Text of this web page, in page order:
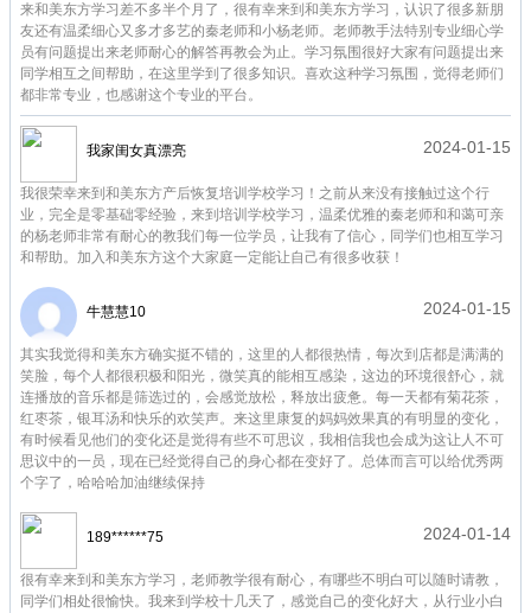
来和美东方学习差不多半个月了，很有幸来到和美东方学习，认识了很多新朋
友还有温柔细心又多才多艺的秦老师和小杨老师。老师教手法特别专业细心学
员有问题提出来老师耐心的解答再教会为止。学习氛围很好大家有问题提出来
同学相互之间帮助，在这里学到了很多知识。喜欢这种学习氛围，觉得老师们
都非常专业，也感谢这个专业的平台。
我家闺女真漂亮 2024-01-15
我很荣幸来到和美东方产后恢复培训学校学习！之前从来没有接触过这个行
业，完全是零基础零经验，来到培训学校学习，温柔优雅的秦老师和和蔼可亲
的杨老师非常有耐心的教我们每一位学员，让我有了信心，同学们也相互学习
和帮助。加入和美东方这个大家庭一定能让自己有很多收获！
牛慧慧10 2024-01-15
其实我觉得和美东方确实挺不错的，这里的人都很热情，每次到店都是满满的
笑脸，每个人都很积极和阳光，微笑真的能相互感染，这边的环境很舒心，就
连播放的音乐都是筛选过的，会感觉放松，释放出疲惫。每一天都有菊花茶，
红枣茶，银耳汤和快乐的欢笑声。来这里康复的妈妈效果真的有明显的变化，
有时候看见他们的变化还是觉得有些不可思议，我相信我也会成为这让人不可
思议中的一员，现在已经觉得自己的身心都在变好了。总体而言可以给优秀两
个字了，哈哈哈加油继续保持
189******75 2024-01-14
很有幸来到和美东方学习，老师教学很有耐心，有哪些不明白可以随时请教，
同学们相处很愉快。我来到学校十几天了，感觉自己的变化好大，从行业小白